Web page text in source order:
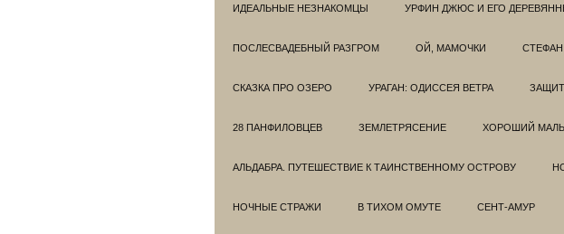
ИДЕАЛЬНЫЕ НЕЗНАКОМЦЫ УРФИН ДЖЮС И ЕГО
ПОСЛЕСВАДЕБНЫЙ РАЗГРОМ ОЙ, МАМОЧКИ
СКАЗКА ПРО ОЗЕРО УРАГАН: ОДИССЕЯ ВЕТРА
28 ПАНФИЛОВЦЕВ ЗЕМЛЕТРЯСЕНИЕ ХОРОШИЙ
АЛЬДАБРА. ПУТЕШЕСТВИЕ К ТАИНСТВЕННОМУ ОСТРОВУ
НОЧНЫЕ СТРАЖИ В ТИХОМ ОМУТЕ СЕНТ-АМУР